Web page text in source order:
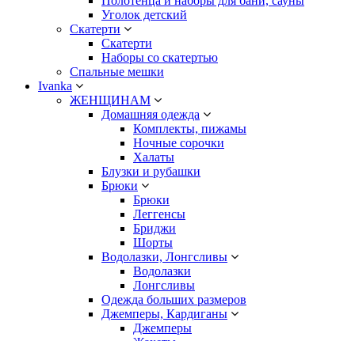
Уголок детский
Скатерти
Скатерти
Наборы со скатертью
Спальные мешки
Ivanka
ЖЕНЩИНАМ
Домашняя одежда
Комплекты, пижамы
Ночные сорочки
Халаты
Блузки и рубашки
Брюки
Брюки
Леггенсы
Бриджи
Шорты
Водолазки, Лонгсливы
Водолазки
Лонгсливы
Одежда больших размеров
Джемперы, Кардиганы
Джемперы